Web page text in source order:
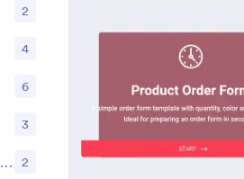
Voorbeeld:
2
4
6
3
Templates voor sponsorformulieren 2